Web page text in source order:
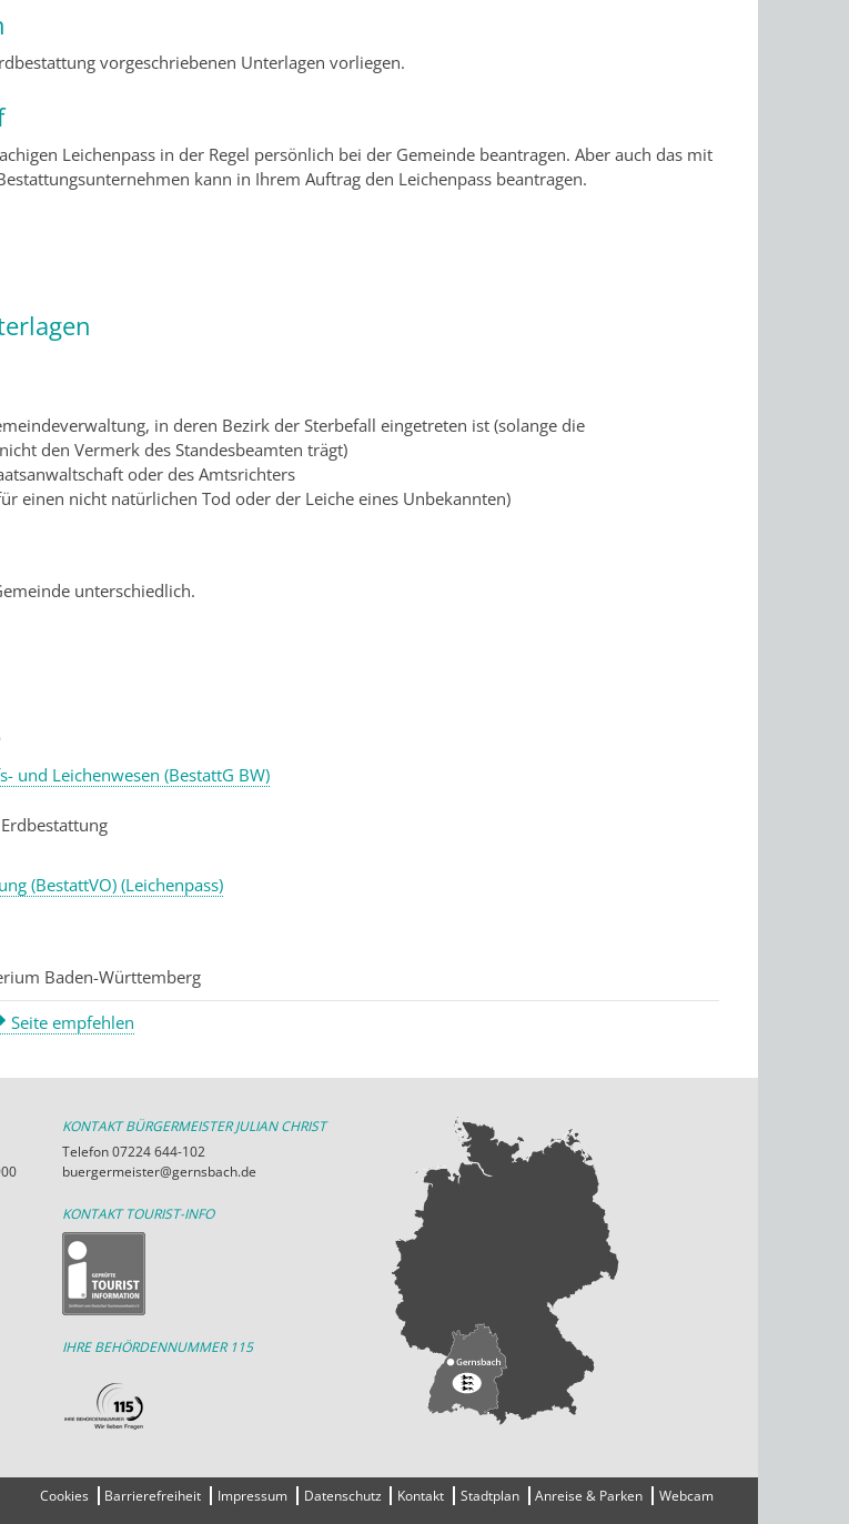
vorgeschriebenen Unterlagen vorliegen.
Leichenpass in der Regel persönlich bei der Gemeinde beantragen. Aber auch das mit
kann in Ihrem Auftrag den Leichenpass beantragen.
in deren Bezirk der Sterbefall eingetreten ist (solange die
den Vermerk des Standesbeamten trägt)
oder des Amtsrichters
einen nicht natürlichen Tod oder der Leiche eines Unbekannten)
unterschiedlich.
und Leichenwesen (BestattG BW)
(BestattVO) (Leichenpass)
Baden-Württemberg
Seite empfehlen
KONTAKT BÜRGERMEISTER JULIAN CHRIST
Telefon 07224 644-102
buergermeister@gernsbach.de
KONTAKT TOURIST-INFO
IHRE BEHÖRDENNUMMER 115
Cookies Barrierefreiheit Impressum Datenschutz Kontakt Stadtplan Anreise & Parken Webcam